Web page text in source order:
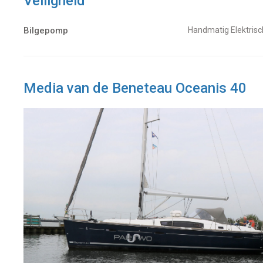
Bilgepomp Handmatig
Media van de Beneteau Oceanis 40